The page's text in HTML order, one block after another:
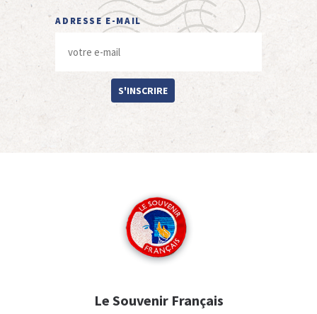
ADRESSE E-MAIL
S'INSCRIRE
Le Souvenir Français